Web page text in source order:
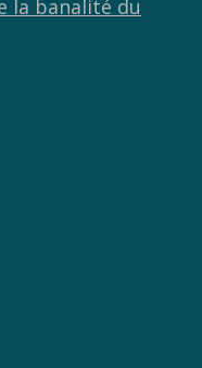
la banalité du